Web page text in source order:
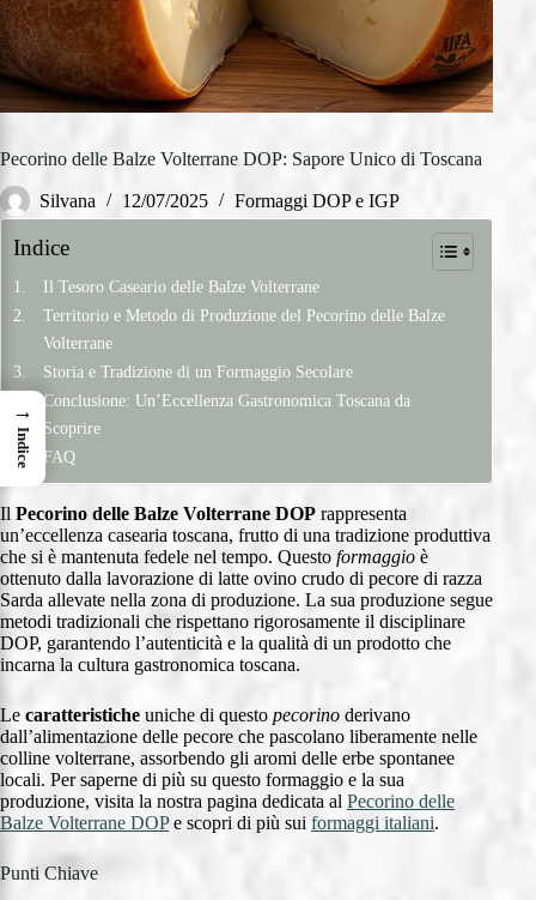
Pecorino delle Balze Volterrane DOP: Sapore Unico di Toscana
Silvana 12/07/2025 Formaggi DOP e IGP
Indice
Il Tesoro Caseario delle Balze Volterrane
Territorio e Metodo di Produzione del Pecorino delle Balze
Volterrane
Storia e Tradizione di un Formaggio Secolare
Conclusione: Un’Eccellenza Gastronomica Toscana da
Scoprire
FAQ
Il Pecorino delle Balze Volterrane DOP rappresenta
un’eccellenza casearia toscana, frutto di una tradizione produttiva
che si è mantenuta fedele nel tempo. Questo formaggio è
ottenuto dalla lavorazione di latte ovino crudo di pecore di razza
Sarda allevate nella zona di produzione. La sua produzione segue
metodi tradizionali che rispettano rigorosamente il disciplinare
DOP, garantendo l’autenticità e la qualità di un prodotto che
incarna la cultura gastronomica toscana.
Le caratteristiche uniche di questo pecorino derivano
dall’alimentazione delle pecore che pascolano liberamente nelle
colline volterrane, assorbendo gli aromi delle erbe spontanee
locali. Per saperne di più su questo formaggio e la sua
produzione, visita la nostra pagina dedicata al Pecorino delle
Balze Volterrane DOPe scopri di più sui formaggi italiani.
Punti Chiave
→
Indice